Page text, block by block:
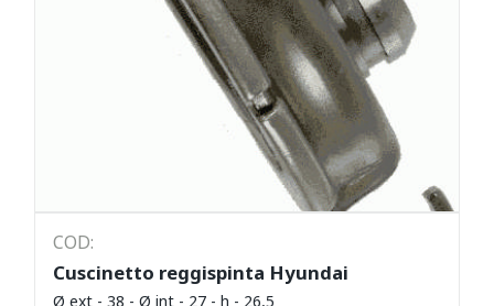
COD:
Cuscinetto reggispinta Hyundai
Ø ext - 38 - Ø int - 27 - h - 26,5